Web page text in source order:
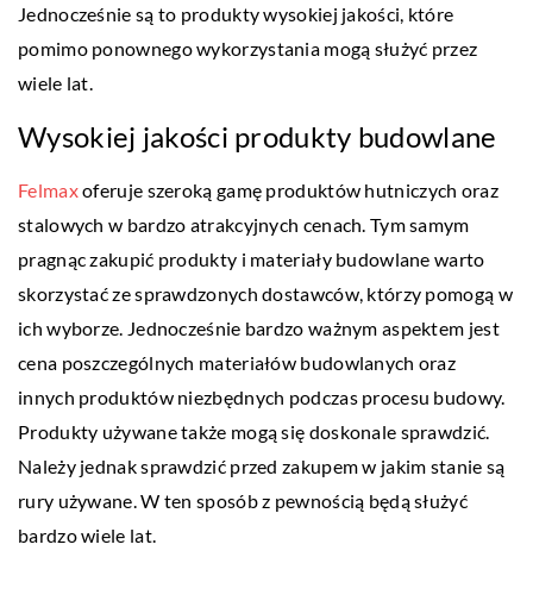
Jednocześnie są to produkty wysokiej jakości, które
pomimo ponownego wykorzystania mogą służyć przez
wiele lat.
Wysokiej jakości produkty budowlane
Felmaxoferuje szeroką gamę produktów hutniczych oraz
stalowych w bardzo atrakcyjnych cenach. Tym samym
pragnąc zakupić produkty i materiały budowlane warto
skorzystać ze sprawdzonych dostawców, którzy pomogą w
ich wyborze. Jednocześnie bardzo ważnym aspektem jest
cena poszczególnych materiałów budowlanych oraz
innych produktów niezbędnych podczas procesu budowy.
Produkty używane także mogą się doskonale sprawdzić.
Należy jednak sprawdzić przed zakupem w jakim stanie są
rury używane. W ten sposób z pewnością będą służyć
bardzo wiele lat.